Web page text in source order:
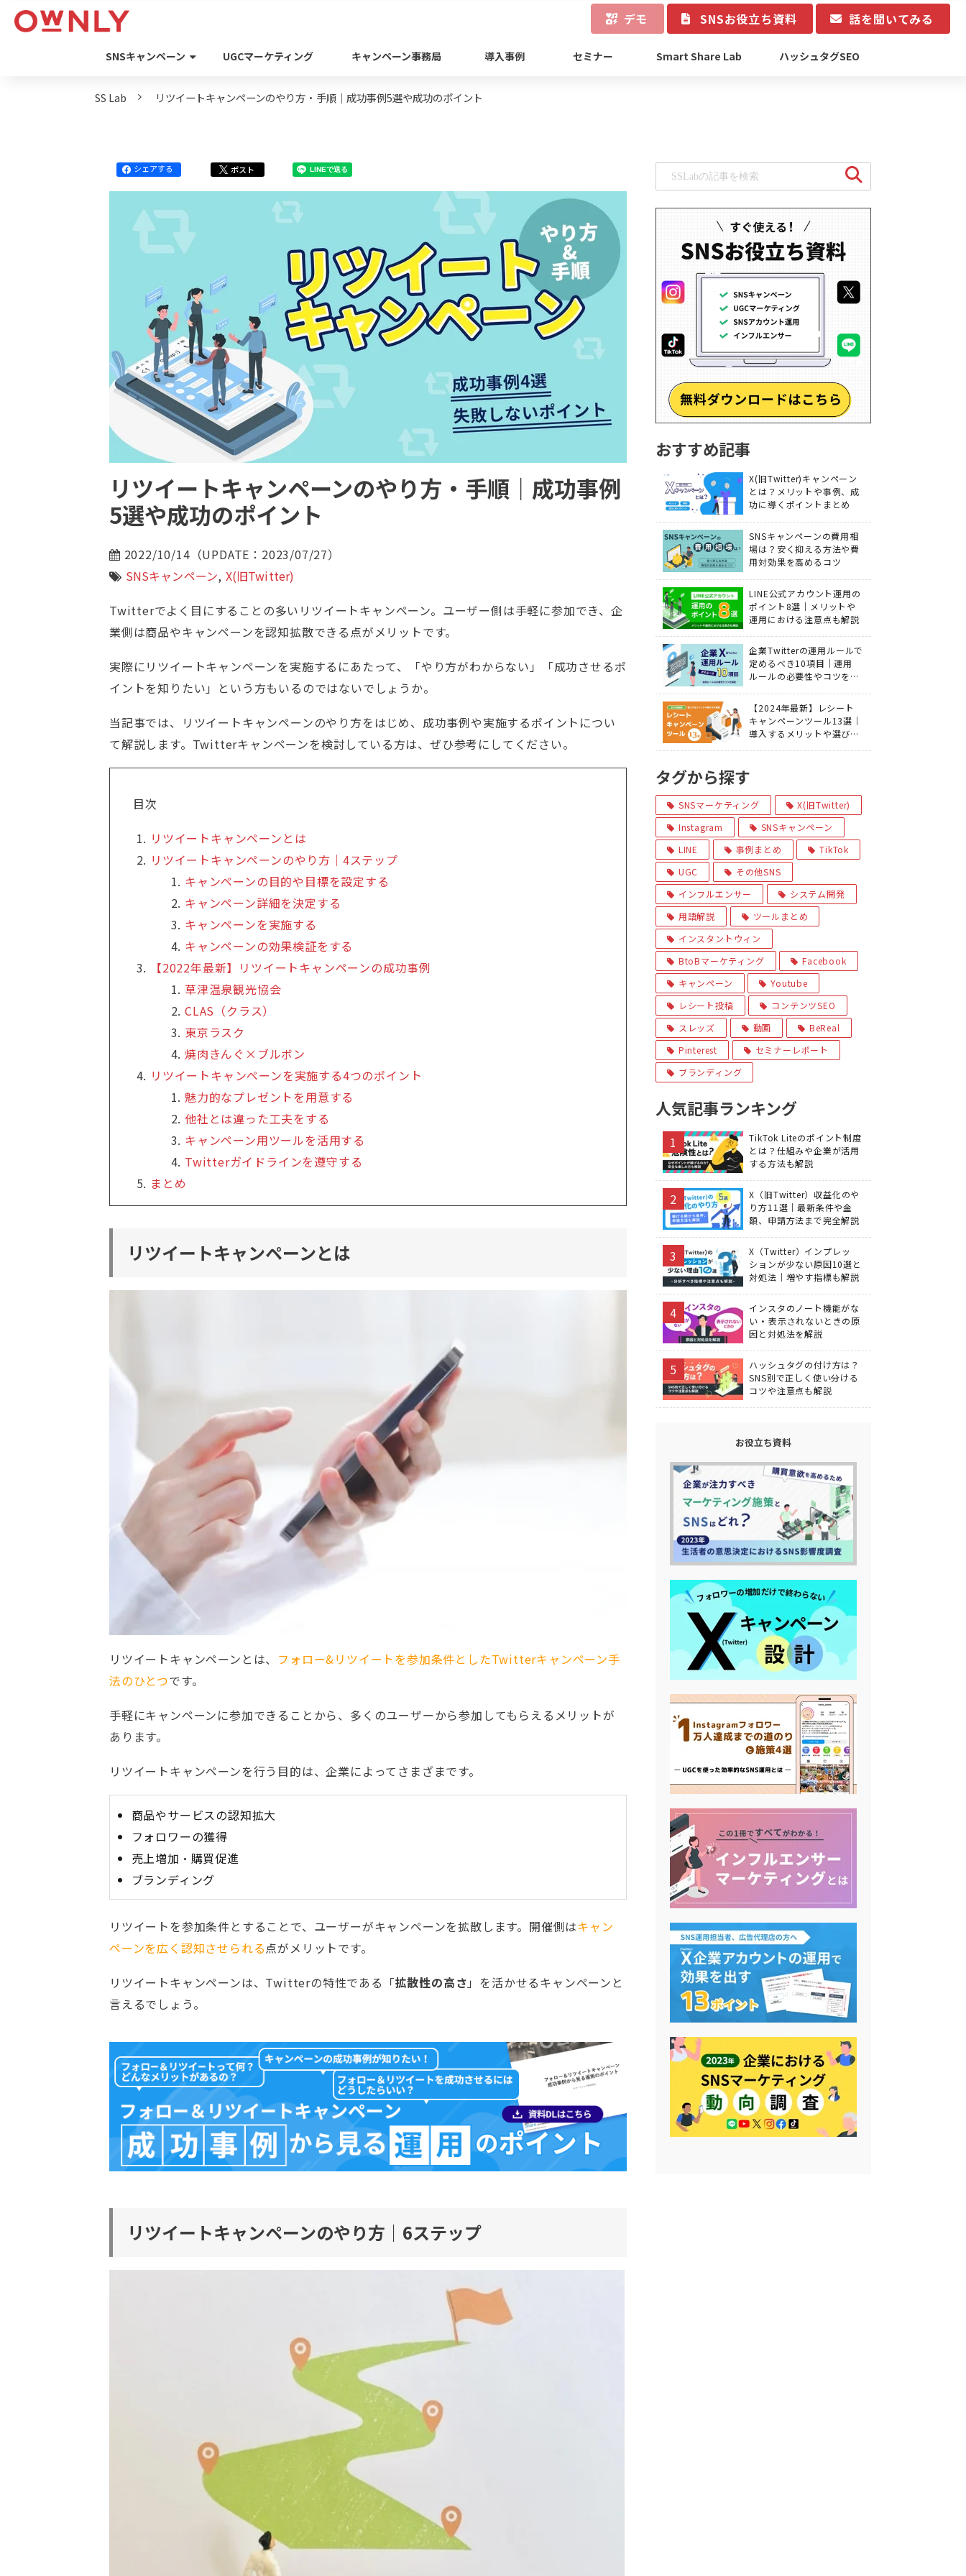
デモ SNSお役立ち資料 話を聞いてみる
SNSキャンペーン UGCマーケティング キャンペーン事務局 導入事例 セミナー Smart Share Lab ハッシュタグSEO
SS Lab リツイートキャンペーンのやり方・手順｜成功事例5選や成功のポイント
シェアする ポスト LINEで送る
リツイートキャンペーンのやり方・手順｜成功事例
5選や成功のポイント
2022/10/14（UPDATE：2023/07/27）
SNSキャンペーン, X(旧Twitter)
Twitterでよく目にすることの多いリツイートキャンペーン。ユーザー側は手軽に参加でき、企
業側は商品やキャンペーンを認知拡散できる点がメリットです。
実際にリツイートキャンペーンを実施するにあたって、「やり方がわからない」「成功させるポ
イントを知りたい」という方もいるのではないでしょうか。
当記事では、リツイートキャンペーンのやり方をはじめ、成功事例や実施するポイントについ
て解説します。Twitterキャンペーンを検討している方は、ぜひ参考にしてください。
目次
リツイートキャンペーンとは
リツイートキャンペーンのやり方｜4ステップ
キャンペーンの目的や目標を設定する
キャンペーン詳細を決定する
キャンペーンを実施する
キャンペーンの効果検証をする
【2022年最新】リツイートキャンペーンの成功事例
草津温泉観光協会
CLAS（クラス）
東京ラスク
焼肉きんぐ×ブルボン
リツイートキャンペーンを実施する4つのポイント
魅力的なプレゼントを用意する
他社とは違った工夫をする
キャンペーン用ツールを活用する
Twitterガイドラインを遵守する
まとめ
リツイートキャンペーンとは
リツイートキャンペーンとは、 フォロー&リツイートを参加条件としたTwitterキャンペーン手
法のひとつです。
手軽にキャンペーンに参加できることから、多くのユーザーから参加してもらえるメリットが
あります。
リツイートキャンペーンを行う目的は、企業によってさまざまです。
商品やサービスの認知拡大
フォロワーの獲得
売上増加・購買促進
ブランディング
リツイートを参加条件とすることで、ユーザーがキャンペーンを拡散します。開催側はキャン
ペーンを広く認知させられる点がメリットです。
リツイートキャンペーンは、Twitterの特性である「拡散性の高さ 」を活かせるキャンペーンと
言えるでしょう。
リツイートキャンペーンのやり方｜6ステップ
おすすめ記事
X(旧Twitter)キャンペーン
とは？メリットや事例、成
功に導くポイントまとめ
SNSキャンペーンの費用相
場は？安く抑える方法や費
用対効果を高めるコツ
LINE公式アカウント運用の
ポイント8選｜メリットや
運用における注意点も解説
企業Twitterの運用ルールで
定めるべき10項目｜運用
ルールの必要性やコツを解
【2024年最新】レシート
キャンペーンツール13選｜
導入するメリットや選び方
タグから探す
SNSマーケティング
X(旧Twitter)
Instagram
SNSキャンペーン
LINE
事例まとめ
TikTok
UGC
その他SNS
インフルエンサー
システム開発
用語解説
ツールまとめ
インスタントウィン
BtoBマーケティング
Facebook
キャンペーン
Youtube
レシート投稿
コンテンツSEO
スレッズ
動画
BeReal
Pinterest
セミナーレポート
ブランディング
人気記事ランキング
TikTok Liteのポイント制度
とは？仕組みや企業が活用
する方法も解説
X（旧Twitter）収益化のや
り方11選｜最新条件や金
額、申請方法まで完全解説
X（Twitter）インプレッ
ションが少ない原因10選と
対処法｜増やす指標も解説
インスタのノート機能がな
い・表示されないときの原
因と対処法を解説
ハッシュタグの付け方は？
SNS別で正しく使い分ける
コツや注意点も解説
お役立ち資料